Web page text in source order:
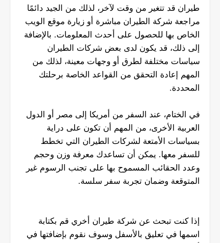
طيران قد تتغير من وقت لآخر، لذلك من الجيد دائمًا
مراجعة شركة الطيران مباشرة أو زيارة موقع الويب
الخاص بها للحصول على أحدث المعلومات. بالإضافة
إلى ذلك، قد يكون لدى بعض شركات الطيران
سياسات مختلفة لطرق أو وجهات معينة، لذلك من
المهم إعادة التحقق من القواعد الخاصة برحلتك
المحددة.
في الختام، عند السفر من أمريكا إلى مصر أو الدول
العربية الأخرى، من المهم أن تكون على دراية
بسياسات الأمتعة لشركات الطيران التي تخطط
للسفر معها. يمكن أن تساعدك معرفة وزن وحجم
وعدد الحقائب المسموح بها على تجنب الرسوم غير
المتوقعة وضمان تجربة سفر سلسة.
إذا كنت تبحث عن شركة طيران أخري قم بكتابة
اسمها في تعليق بالأسفل وسوف نقوم بإضافتها في